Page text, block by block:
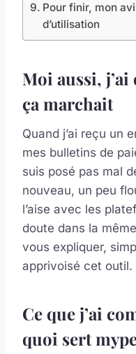
Pour finir, mon
d’utilisation
Moi aussi,
ça marchait
Quand j’ai reçu un
mes bulletins de
suis posé pas mal
nouveau, un peu
l’aise avec les
doute dans la
vous expliquer,
apprivoisé cet outil.
Ce que j’ai
quoi sert